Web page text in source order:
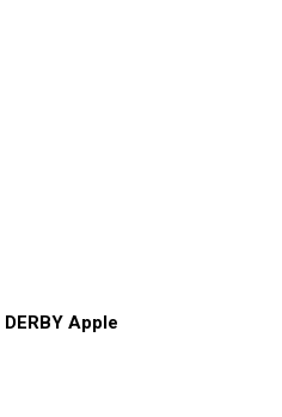
DERBY Apple